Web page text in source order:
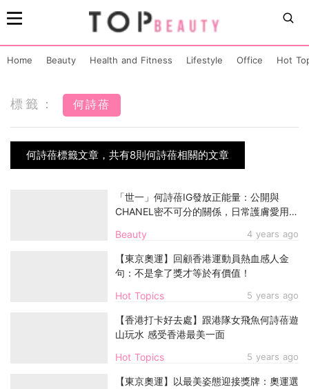
Home Beauty Health and Fitness Lifestyle Office Hot
標籤： 何詩蓓
何詩蓓標籤文章，共有8則何詩蓓相關的文章
Beauty 4 years ago
「世一」何詩蓓IG發放正能量：公開與
CHANEL密不可分的關係，日常護膚愛用世
Hot Topics 5 years ago
【東京奧運】回顧香港運動員熱血感人金
句：不是拿了獎才等於有價值！
Hot Topics 5 years ago
【香港打卡好去處】跟港隊女飛魚何詩蓓遊
山玩水 感受香港最美一面
【東京奧運】以最美姿態迎接獎牌：奧運選